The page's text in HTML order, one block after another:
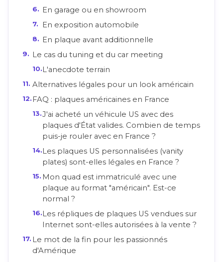
En garage ou en showroom
En exposition automobile
En plaque avant additionnelle
Le cas du tuning et du car meeting
L'anecdote terrain
Alternatives légales pour un look américain
FAQ : plaques américaines en France
J'ai acheté un véhicule US avec des
plaques d'État valides. Combien de temps
puis-je rouler avec en France ?
Les plaques US personnalisées (vanity
plates) sont-elles légales en France ?
Mon quad est immatriculé avec une
plaque au format "américain". Est-ce
normal ?
Les répliques de plaques US vendues sur
Internet sont-elles autorisées à la vente ?
Le mot de la fin pour les passionnés
d'Amérique